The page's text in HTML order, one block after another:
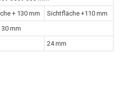
+ 130 mm
Sichtfläche +110 mm
mm
24 mm